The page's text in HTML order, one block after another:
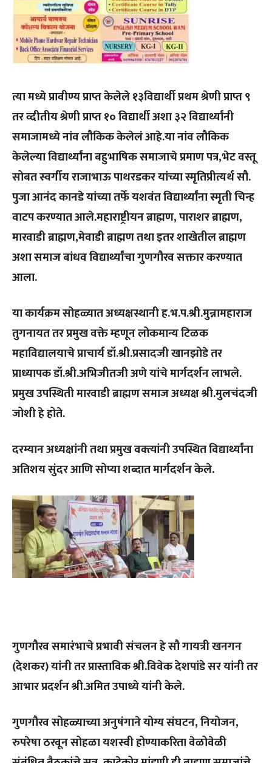
त्या मध्ये प्रावीण्य प्राप्त केलेले १३विद्यार्थी प्रथम श्रेणी प्राप्त ९
तर व्दीतीय श्रेणी प्राप्त १० विद्यार्थी अशा ३२ विद्यार्थ्यांनी
समाजामध्ये नांव लौकिक केलेलं आहे.या नांव लौकिक
केलेल्या विद्यार्थ्यांना बहुभाषिक समाजाचे प्रमाण पत्र,भेट वस्तू
सोबत स्वर्गीय राजाभाऊ पाथरडकर यांच्या स्मृतिप्रीत्यर्थ सौ.
पुजा आनंद कानडे यांच्या तर्फे यशवंत विद्यार्थ्यांना स्मृती चिन्ह
वाटप करण्यात आले.महाराष्ट्रीयन ब्राह्मण, पाराशर ब्राह्मण,
मारवाडी ब्राह्मण,मेवाडी ब्राह्मण तथा इतर शाखेतील ब्राह्मण
अशा समाज बांधव विद्यार्थ्यांचा गुणगौरव सक्तार करण्यात
आला.
या कार्यक्रम सोहळ्यात अध्यक्षस्थानी ह.भ.प.श्री.मुन्नामहाराज
तुगनायत तर प्रमुख वक्ते म्हणून लोकमान्य टिळक
महाविद्यालयाचे प्राचार्य डॉ.श्री.प्रसादजी खानझोडे तर
प्राध्यापक डॉ.श्री.अभिजीतजी अणे यांचे मार्गदर्शन लाभले.
प्रमुख उपस्थिती मारवाडी ब्राह्मण समाज अध्यक्ष श्री.मुलचंदजी
जोशी हे होते.
दरम्यान अध्यक्षांनी तथा प्रमुख वक्त्यांनी उपस्थित विद्यार्थ्यांना
अतिशय सुंदर आणि सोप्या शब्दात मार्गदर्शन केले.
गुणगौरव समारंभाचे प्रभावी संचलन हे सौ गायत्री खनगन
(देशकर) यांनी तर प्रास्ताविक श्री.विवेक देशपांडे सर यांनी तर
आभार प्रदर्शन श्री.अमित उपाध्ये यांनी केले.
गुणगौरव सोहळ्याच्या अनुषंगाने योग्य संघटन, नियोजन,
रुपरेषा ठरवून सोहळा यशस्वी होण्याकरिता वेळोवेळी